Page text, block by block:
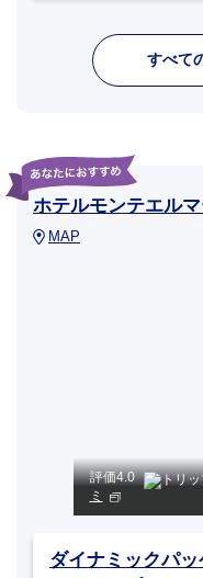
すべて
ホテルモンテエル
MAP
評価4.0
ミ
ダイナミックパ